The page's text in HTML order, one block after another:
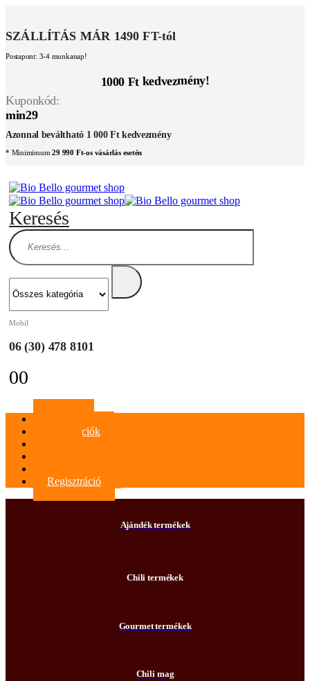
SZÁLLÍTÁS MÁR 1490 FT-tól
Postapont: 3-4 munkanap!
1000 Ft kedvezmény!
Kuponkód:
min29
Azonnal beváltható 1 000 Ft kedvezmény
* Minimimum29 990 Ft-os vásárlás esetén
Keresés
Mobil
06 (30) 478 8101
00
Információk
Regisztráció
Ajándék termékek
Chili termékek
Gourmet termékek
Chili mag